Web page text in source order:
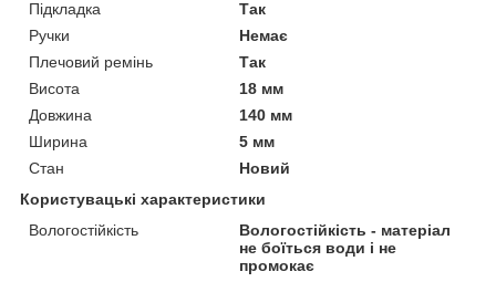
Підкладка
Так
Ручки
Немає
Плечовий ремінь
Так
Висота
18 мм
Довжина
140 мм
Ширина
5 мм
Стан
Новий
Користувацькі характеристики
Вологостійкість
Вологостійкість - матеріал
не боїться води і не
промокає